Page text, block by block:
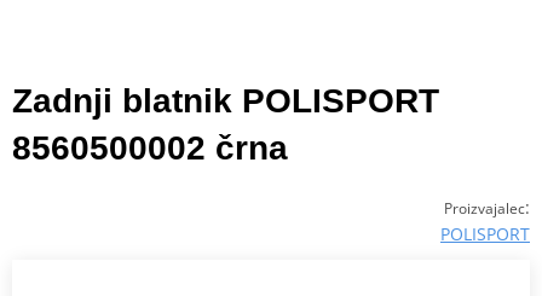
Zadnji blatnik POLISPORT
8560500002 črna
Proizvajalec:
POLISPORT